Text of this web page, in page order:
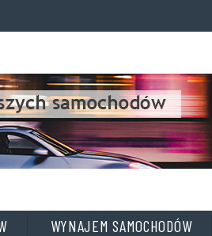
WYNAJEM SAMOCHODÓW